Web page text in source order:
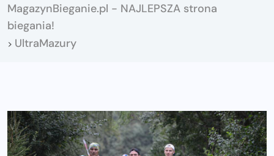
MagazynBieganie.pl - NAJLEPSZA strona
biegania!
> UltraMazury